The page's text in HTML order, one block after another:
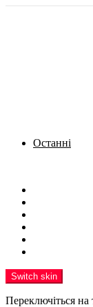
Останні
Switch skin
Переключіться